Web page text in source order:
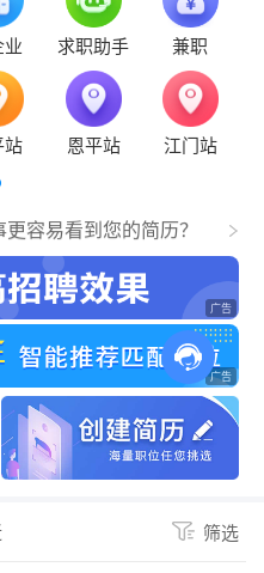
业 求职助手 兼职
站 恩平站 江门站
容易看到您的简历？
传营业执照公告
筛选